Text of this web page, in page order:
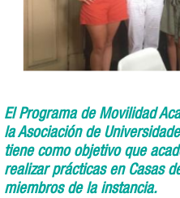
El Programa de Movilidad
la Asociación de
tiene como objetivo que
realizar prácticas en Casas
miembros de la instancia.